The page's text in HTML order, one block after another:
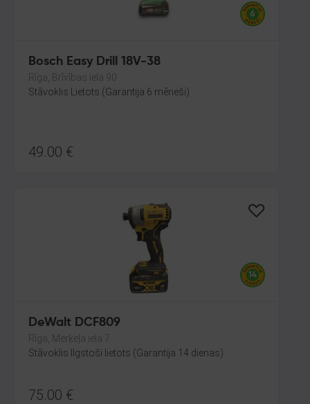
Bosch Easy Drill 18V-38
Rīga, Brīvības iela 90
Stāvoklis Lietots (Garantija 6 mēneši)
49.00 €
DeWalt DCF809
Rīga, Merķeļa iela 7
Stāvoklis Ilgstoši lietots (Garantija 14 dienas)
75.00 €